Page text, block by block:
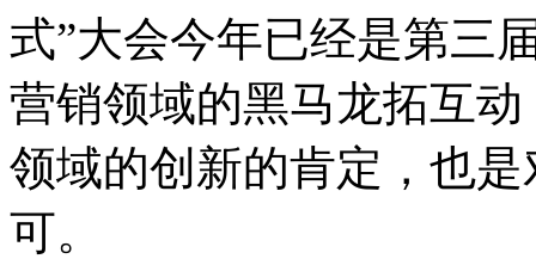
式”大会今年已经是第三
营销领域的黑马龙拓互
领域的创新的肯定，也
可。